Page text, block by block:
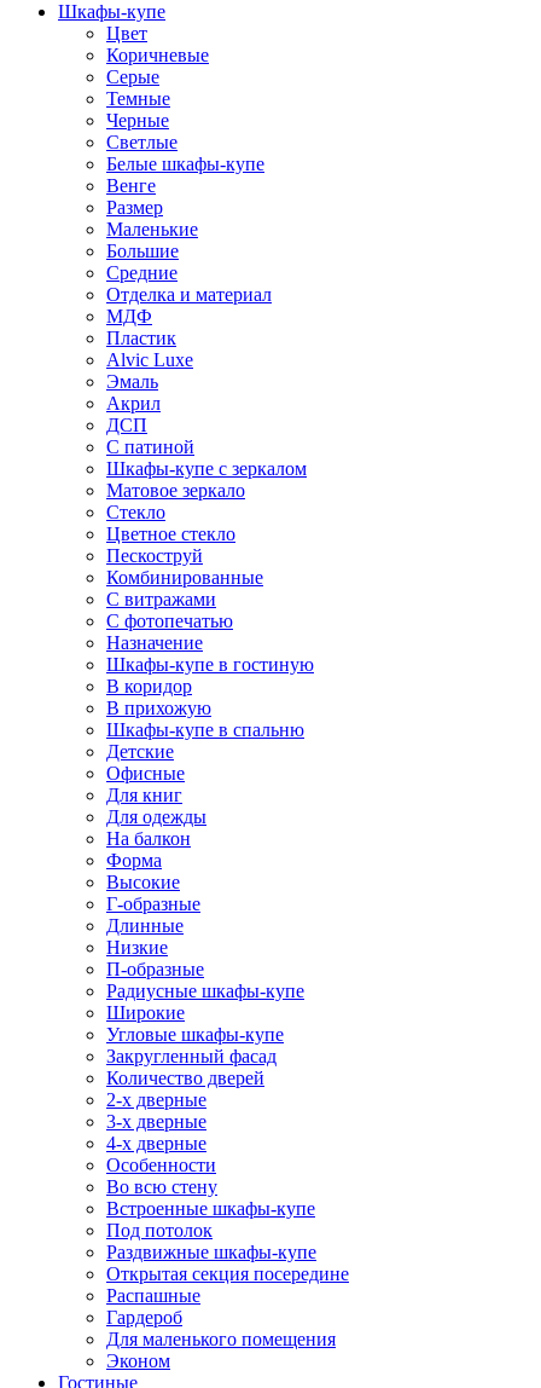
Шкафы-купе
Цвет
Коричневые
Серые
Темные
Черные
Светлые
Белые шкафы-купе
Венге
Размер
Маленькие
Большие
Средние
Отделка и материал
МДФ
Пластик
Alvic Luxe
Эмаль
Акрил
ДСП
С патиной
Шкафы-купе с зеркалом
Матовое зеркало
Стекло
Цветное стекло
Пескоструй
Комбинированные
С витражами
С фотопечатью
Назначение
Шкафы-купе в гостиную
В коридор
В прихожую
Шкафы-купе в спальню
Детские
Офисные
Для книг
Для одежды
На балкон
Форма
Высокие
Г-образные
Длинные
Низкие
П-образные
Радиусные шкафы-купе
Широкие
Угловые шкафы-купе
Закругленный фасад
Количество дверей
2-х дверные
3-х дверные
4-х дверные
Особенности
Во всю стену
Встроенные шкафы-купе
Под потолок
Раздвижные шкафы-купе
Открытая секция посередине
Распашные
Гардероб
Для маленького помещения
Эконом
Гостиные